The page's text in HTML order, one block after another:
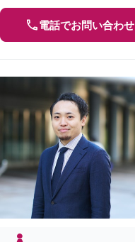
電話でお問い合わせ